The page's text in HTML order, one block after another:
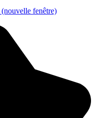
(nouvelle fenêtre)